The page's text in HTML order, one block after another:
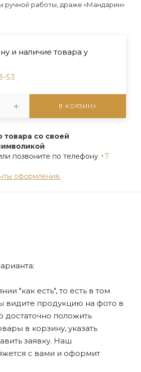
ручной работы, драже «Мандарин»
и наличие товара у
53
В КОРЗИНУ
товара со своей
позвоните по телефону +7
оформления.
"как есть", то есть в том
видите продукцию на фото в
достаточно положить
в корзину, указать
заявку. Наш
с вами и оформит